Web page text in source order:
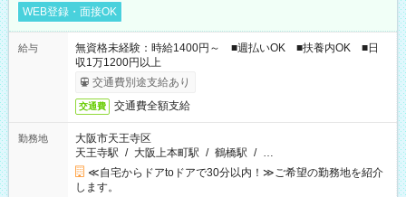
WEB登録・面接OK
給与
無資格未経験：時給1400円～ ■週払いOK ■扶養内OK ■日
収1万1200円以上
交通費別途支給あり
交通費 交通費全額支給
勤務地
大阪市天王寺区
天王寺駅 / 大阪上本町駅 / 鶴橋駅 / …
≪自宅からドアtoドアで30分以内！≫ご希望の勤務地を紹介
します。